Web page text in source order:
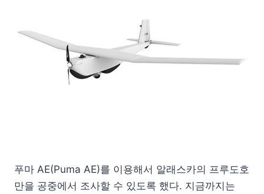
푸마 AE(Puma AE)를 이용해서 알래스카의 프루도호
만을 공중에서 조사할 수 있도록 했다. 지금까지는